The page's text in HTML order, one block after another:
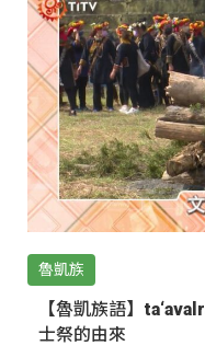
魯凱族
【魯凱族語】
士祭的由來